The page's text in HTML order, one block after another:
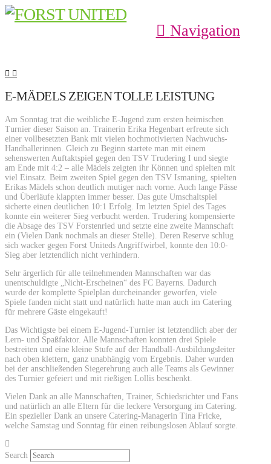
Navigation
E-MÄDELS ZEIGEN TOLLE LEISTUNG
Am Sonntag trat die weibliche E-Jugend zum ersten heimischen
Turnier dieser Saison an. Trainerin Erika Hegenbart erfreute sich
einer vollbesetzten Bank mit vielen hochmotivierten Nachwuchs-
Handballerinnen. Gleich zu Beginn startete man mit einem
sehenswerten Auftaktspiel gegen den TSV Trudering I und siegte
am Ende mit 4:2 – alle Mädels zeigten ihr Können und spielten mit
viel Einsatz. Beim zweiten Spiel gegen den TSV Ismaning, spielten
Erikas Mädels schon deutlich mutiger nach vorne. Auch lange Pässe
und Überläufe klappten immer besser. Das gute Umschaltspiel
sicherte einen deutlichen 10:1 Erfolg. Im letzten Spiel des Tages
konnte ein weiterer Sieg verbucht werden. Trudering kompensierte
die Absage des TSV Forstenried und setzte eine zweite Mannschaft
ein (Vielen Dank nochmals an dieser Stelle). Deren Reserve schlug
sich wacker gegen Forst Uniteds Angriffwirbel, konnte den 10:0-
Sieg aber letztendlich nicht verhindern.
Sehr ärgerlich für alle teilnehmenden Mannschaften war das
unentschuldigte „Nicht-Erscheinen“ des FC Bayerns. Dadurch
wurde der komplette Spielplan durcheinander geworfen, viele
Spiele fanden nicht statt und natürlich hatte man auch im Catering
für mehrere Gäste eingekauft!
Das Wichtigste bei einem E-Jugend-Turnier ist letztendlich aber der
Lern- und Spaßfaktor. Alle Mannschaften konnten drei Spiele
bestreiten und eine kleine Stufe auf der Handball-Ausbildungsleiter
nach oben klettern, ganz unabhängig vom Ergebnis. Daher wurden
bei der anschließenden Siegerehrung auch alle Teams als Gewinner
des Turnier gefeiert und mit rießigen Lollis beschenkt.
Vielen Dank an alle Mannschaften, Trainer, Schiedsrichter und Fans
und natürlich an alle Eltern für die leckere Versorgung im Catering.
Ein spezieller Dank an unsere Catering-Managerin Tina Fricke,
welche Samstag und Sonntag für einen reibungslosen Ablauf sorgte.
Search